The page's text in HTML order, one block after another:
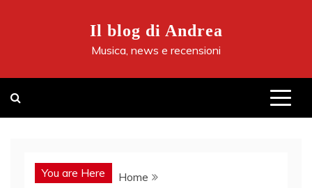
Il blog di Andrea
Musica, news e recensioni
You are Here
Home